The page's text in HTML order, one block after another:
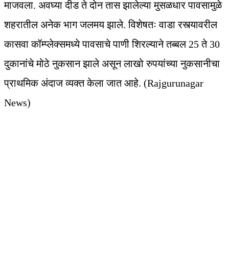
माजवला. अवघ्या दीड ते दोन तास झालेल्या मुसळधार पावसामुळे
शहरातील अनेक भाग जलमय झाले. विशेषतः वाडा रस्त्यावरील
कासवा कॉम्प्लेक्समध्ये पावसाचे पाणी शिरल्याने तब्बल 25 ते 30
दुकानांचे मोठे नुकसान झाले असून लाखो रुपयांच्या नुकसानीचा
प्राथमिक अंदाज व्यक्त केला जात आहे. (Rajgurunagar
News)